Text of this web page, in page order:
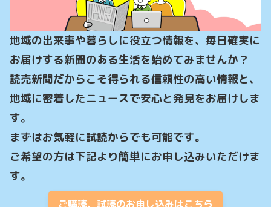
地域の出来事や暮らしに役立つ情報を、毎日確実に
お届けする新聞のある生活を始めてみませんか？
読売新聞だからこそ得られる信頼性の高い情報と、
地域に密着したニュースで安心と発見をお届けしま
す。
まずはお気軽に試読からでも可能です。
ご希望の方は下記より簡単にお申し込みいただけま
す。
ご購読、試読のお申し込みはこちら